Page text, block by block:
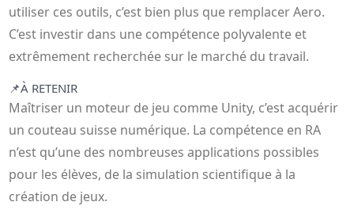
utiliser ces outils, c’est bien plus que remplacer Aero.
C’est investir dans une compétence polyvalente et
extrêmement recherchée sur le marché du travail.
📌À RETENIR
Maîtriser un moteur de jeu comme Unity, c’est acquérir
un couteau suisse numérique. La compétence en RA
n’est qu’une des nombreuses applications possibles
pour les élèves, de la simulation scientifique à la
création de jeux.